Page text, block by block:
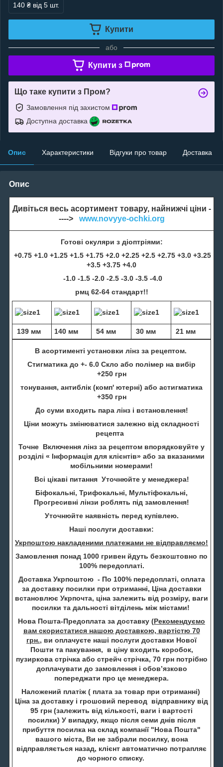
140 ₴ від 5 шт.
Купити
або
Купити з
Що таке купити з Пром?
Замовлення під захистом
Доступна доставка
Опис Характеристики Відгуки про товар Доставка
Опис
Дивіться весь асортимент товару, найнижчі ціни -
----> www.novyye-ochki.org
Готові окуляри з діоптріями:
+0.75 +1.0 +1.25 +1.5 +1.75 +2.0 +2.25 +2.5 +2.75 +3.0 +3.25
+3.5 +3.75 +4.0
-1.0 -1.5 -2.0 -2.5 -3.0 -3.5 -4.0
рмц 62-64 стандарт!!
139 мм 140 мм 54 мм 30 мм 21 мм
В асортименті установки лінз за рецептом.
Стигматика до +- 6.0 Скло або полімер на вибір
+250 грн
тонування, антиблік (комп' ютерні) або астигматика
+350 грн
До суми входить пара лінз і встановлення!
Ціни можуть змінюватися залежно від складності
рецепта
Точне Включення лінз за рецептом впорядковуйте у
розділі « Інформація для клієнтів» або за вказаними
мобільними номерами!
Всі цікаві питання Уточнюйте у менеджера!
Біфокальні, Трифокальні, Мультіфокальні,
Прогресивні лінзи роблять під замовлення!
Уточнюйте наявність перед купівлею.
Наші послуги доставки:
Укрпоштою накладеними платежами не відправляємо!
Замовлення понад 1000 гривен йдуть безкоштовно по
100% передоплаті.
Доставка Укрпоштою - По 100% передоплаті, оплата
за доставку посилки при отриманні, Ціна доставки
встановлює Укрпочта, ціна залежить від розміру, ваги
посилки та дальності вітділень між містами!
Нова Пошта-Предоплата за доставку (Рекомендуємо
вам скористатися нашою доставкою, вартістю 70
грн., ви оплачуєте наші послуги доставки Нової
Пошти та пакування, в ціну входить коробок,
пузиркова стрічка або стрейч стрічка, 70 грн потрібно
доплачувати до замовлення і обов’язково
попереджати про це менеджера.
Наложений платіж ( плата за товар при отриманні)
Ціна за доставку і грошовий перевод відправнику від
95 грн (залежить від кількості, ваги і вартості
посилки) У випадку, якщо після семи днів після
прибуття посилка на склад компанії "Нова Пошта"
вашого міста, Ви не забрали посилку, вона
відправляється назад, клієнт автоматично потрапляє
до чорного списку.